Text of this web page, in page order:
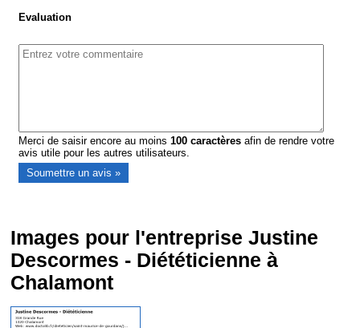
Evaluation
Merci de saisir encore au moins100 caractères afin de rendre votre
avis utile pour les autres utilisateurs.
Images pour l'entreprise Justine
Descormes - Diététicienne à
Chalamont